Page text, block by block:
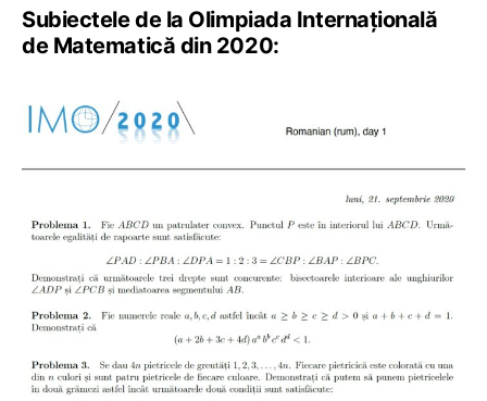
Subiectele de la Olimpiada Internațională
de Matematică din 2020: